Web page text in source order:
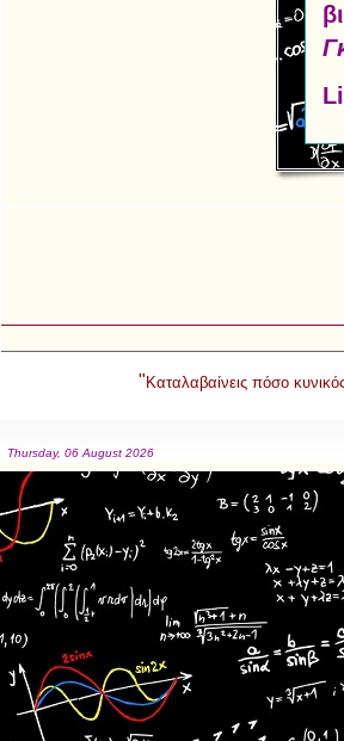
" Καταλαβαίνεις πόσο
Thursday, 06 August 2026